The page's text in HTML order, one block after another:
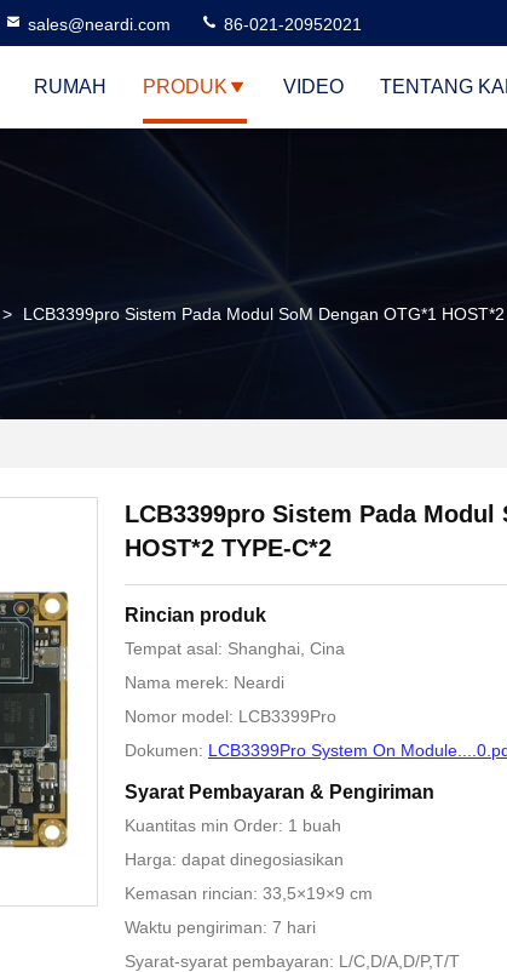
sales@neardi.com 86-021-20952021
RUMAH PRODUK VIDEO TENTANG
> LCB3399pro Sistem Pada Modul SoM Dengan OTG*1
LCB3399pro Sistem Pada Modul
HOST*2 TYPE-C*2
Rincian produk
Tempat asal: Shanghai, Cina
Nama merek: Neardi
Nomor model: LCB3399Pro
Dokumen: LCB3399Pro System On
Syarat Pembayaran & Pengiriman
Kuantitas min Order: 1 buah
Harga: dapat dinegosiasikan
Kemasan rincian: 33,5×19×9 cm
Waktu pengiriman: 7 hari
Syarat-syarat pembayaran: L/C,D/A,D/P,T/T